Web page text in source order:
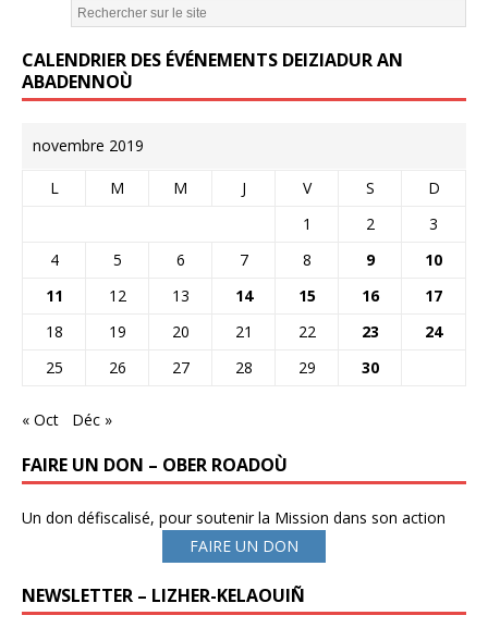
CALENDRIER DES ÉVÉNEMENTS DEIZIADUR AN
ABADENNOÙ
novembre 2019
L M M J V S
D
1
2
3
4
5 6 7 8 9
10
11
12 13 14 15 16
17
18
19 20 21 22 23
24
25
26 27 28 29 30
« Oct Déc »
FAIRE UN DON – OBER ROADOÙ
Un don défiscalisé, pour soutenir la Mission dans son action
FAIRE UN DON
NEWSLETTER – LIZHER-KELAOUIÑ